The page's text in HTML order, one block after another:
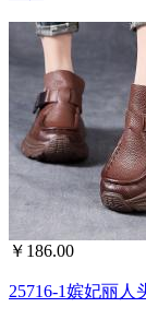
￥186.00
25716-1嫔妃丽